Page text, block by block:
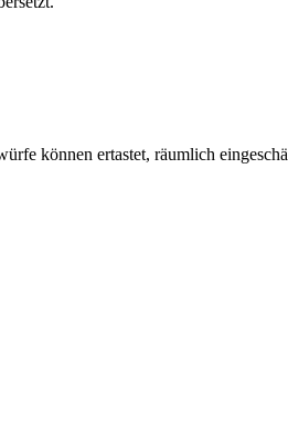
können ertastet, räumlich